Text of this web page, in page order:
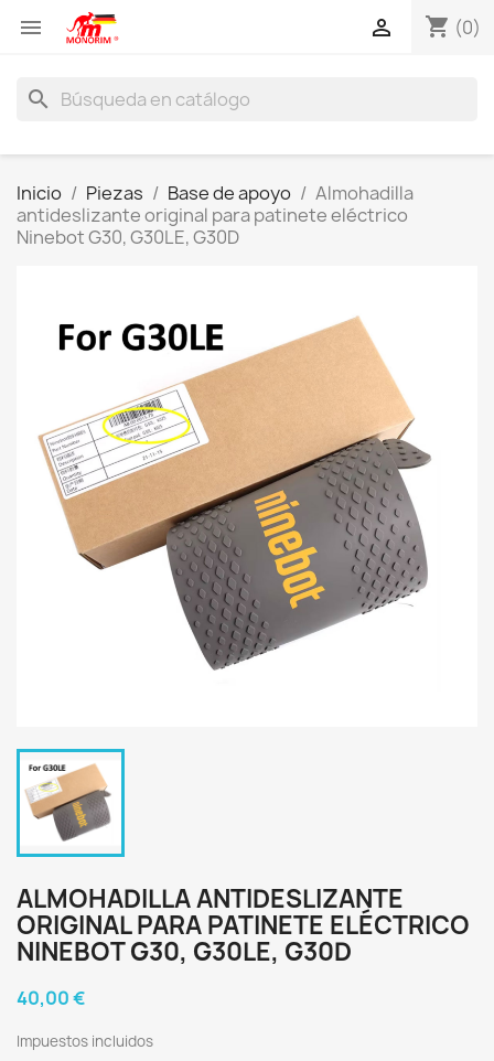
 shopping_cart (0)

search
Inicio Piezas Base de apoyo
Almohadilla
antideslizante original para patinete eléctrico
Ninebot G30, G30LE, G30D
ALMOHADILLA ANTIDESLIZANTE
ORIGINAL PARA PATINETE ELÉCTRICO
NINEBOT G30, G30LE, G30D
40,00 €
Impuestos incluidos